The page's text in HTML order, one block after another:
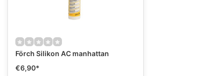
Förch Silikon AC manhattan
€6,90*